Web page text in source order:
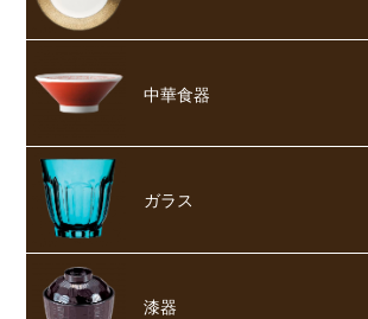
中華食器
ガラス
漆器